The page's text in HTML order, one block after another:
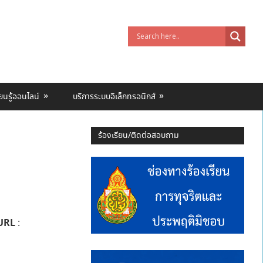
นรู้ออนไลน์ บริการระบบอิเล็กทรอนิกส์
:
ร้องเรียน/ติดต่อสอบถาม